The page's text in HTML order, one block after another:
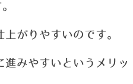
上がりやすいのです。
みやすいというメリッ